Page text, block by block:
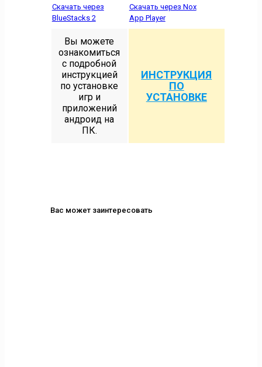
Скачать через
BlueStacks 2
Скачать через Nox
App Player
Вы можете
ознакомиться
с подробной
инструкцией
по установке
игр и
приложений
андроид на
ПК.
ИНСТРУКЦИЯ
ПО
УСТАНОВКЕ
Вас может заинтересовать